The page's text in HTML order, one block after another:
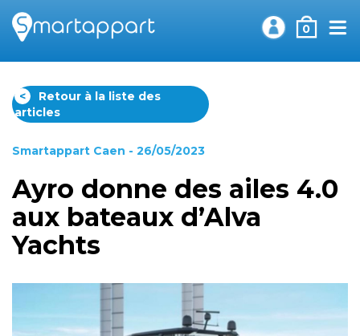
0
<
Retour à la liste des
articles
Smartappart Caen - 26/05/2023
Ayro donne des ailes 4.0
aux bateaux d’Alva
Yachts